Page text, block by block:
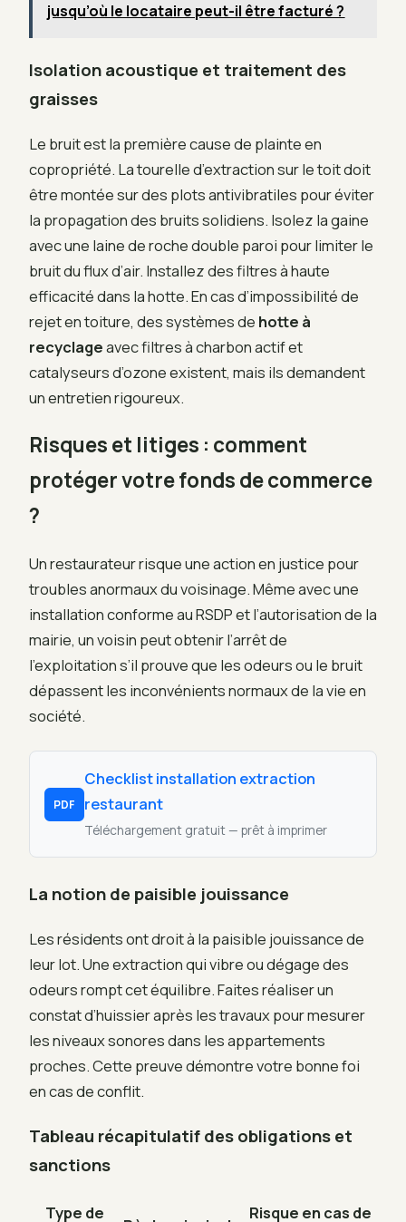
jusqu’où le locataire peut-il être facturé ?
Isolation acoustique et traitement des
graisses
Le bruit est la première cause de plainte en
copropriété. La tourelle d’extraction sur le toit doit
être montée sur des plots antivibratiles pour éviter
la propagation des bruits solidiens. Isolez la gaine
avec une laine de roche double paroi pour limiter le
bruit du flux d’air. Installez des filtres à haute
efficacité dans la hotte. En cas d’impossibilité de
rejet en toiture, des systèmes de hotte à
recyclageavec filtres à charbon actif et
catalyseurs d’ozone existent, mais ils demandent
un entretien rigoureux.
Risques et litiges : comment
protéger votre fonds de commerce
?
Un restaurateur risque une action en justice pour
troubles anormaux du voisinage. Même avec une
installation conforme au RSDP et l’autorisation de la
mairie, un voisin peut obtenir l’arrêt de
l’exploitation s’il prouve que les odeurs ou le bruit
dépassent les inconvénients normaux de la vie en
société.
PDF
Checklist installation extraction
restaurant
Téléchargement gratuit — prêt à imprimer
La notion de paisible jouissance
Les résidents ont droit à la paisible jouissance de
leur lot. Une extraction qui vibre ou dégage des
odeurs rompt cet équilibre. Faites réaliser un
constat d’huissier après les travaux pour mesurer
les niveaux sonores dans les appartements
proches. Cette preuve démontre votre bonne foi
en cas de conflit.
Tableau récapitulatif des obligations et
sanctions
Type de Risque en cas de